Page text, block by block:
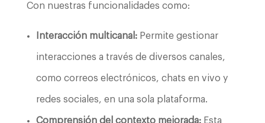
Con nuestras funcionalidades como:
Interacción multicanal:Permite gestionar
interacciones a través de diversos canales,
como correos electrónicos, chats en vivo y
redes sociales, en una sola plataforma.
Comprensión del contexto mejorada:Esta